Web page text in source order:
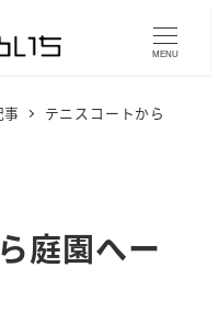
MENU
事
テニスコートから
庭園へー